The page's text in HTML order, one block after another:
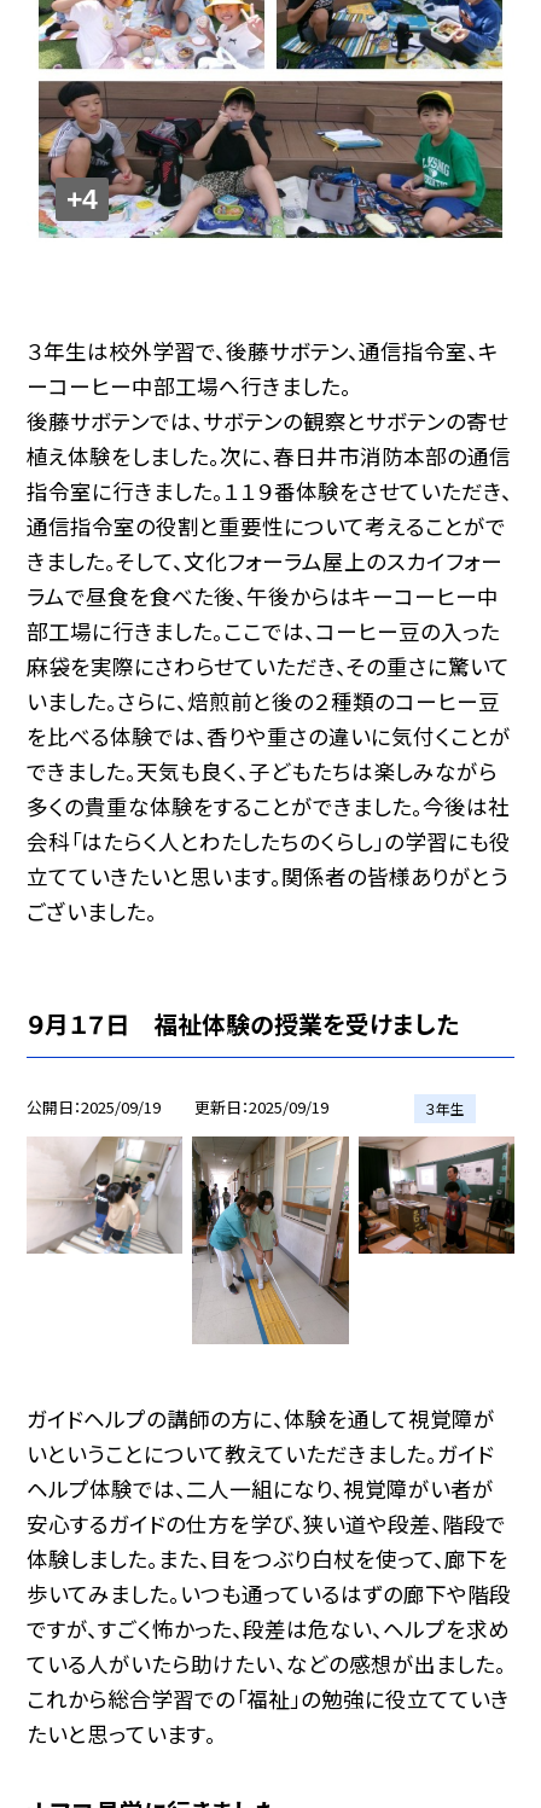
+4
３年生は校外学習で、後藤サボテン、通信指令室、キ
ーコーヒー中部工場へ行きました。
後藤サボテンでは、サボテンの観察とサボテンの寄せ
植え体験をしました。次に、春日井市消防本部の通信
指令室に行きました。１１９番体験をさせていただき、
通信指令室の役割と重要性について考えることがで
きました。そして、文化フォーラム屋上のスカイフォー
ラムで昼食を食べた後、午後からはキーコーヒー中
部工場に行きました。ここでは、コーヒー豆の入った
麻袋を実際にさわらせていただき、その重さに驚いて
いました。さらに、焙煎前と後の２種類のコーヒー豆
を比べる体験では、香りや重さの違いに気付くことが
できました。天気も良く、子どもたちは楽しみながら
多くの貴重な体験をすることができました。今後は社
会科「はたらく人とわたしたちのくらし」の学習にも役
立てていきたいと思います。関係者の皆様ありがとう
ございました。
９月１７日 福祉体験の授業を受けました
公開日 2025/09/19 更新日 2025/09/19 ３年生
ガイドヘルプの講師の方に、体験を通して視覚障が
いということについて教えていただきました。ガイド
ヘルプ体験では、二人一組になり、視覚障がい者が
安心するガイドの仕方を学び、狭い道や段差、階段で
体験しました。また、目をつぶり白杖を使って、廊下を
歩いてみました。いつも通っているはずの廊下や階段
ですが、すごく怖かった、段差は危ない、ヘルプを求め
ている人がいたら助けたい、などの感想が出ました。
これから総合学習での「福祉」の勉強に役立てていき
たいと思っています。